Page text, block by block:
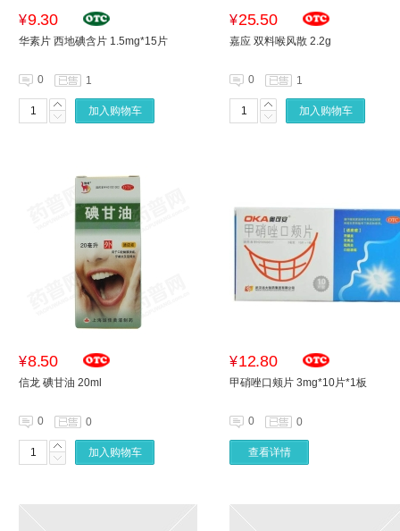
¥9.30
华素片 西地碘含片 1.5mg*15片
0 1
加入购物车
¥25.50
嘉应 双料喉风散 2.2g
0 1
加入购物车
¥8.50
信龙 碘甘油 20ml
0 0
加入购物车
¥12.80
甲硝唑口颊片 3mg*10片*1板
0 0
查看详情